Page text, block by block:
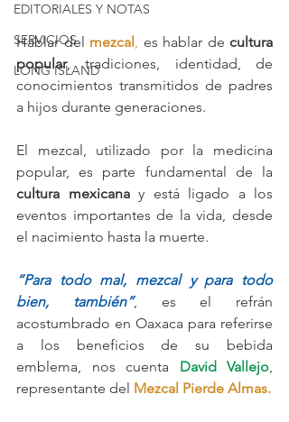
EDITORIALES Y NOTAS
SERVICIOS
LONG ISLAND
Hablar del mezcal , es hablar de cultura
popular, tradiciones, identidad, de
conocimientos transmitidos de padres
a hijos durante generaciones.
El mezcal, utilizado por la medicina
cultura mexicana y está ligado a los
eventos importantes de la vida, desde
el nacimiento hasta la muerte.
“Para todo mal, mezcal y para todo
bien, también”, es el refrán
acostumbrado en Oaxaca para referirse
a los beneficios de su bebida
emblema, nos cuenta David Vallejo,
representante del Mezcal Pierde Almas.